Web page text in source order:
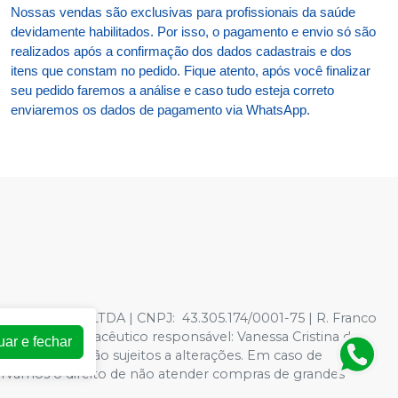
Nossas vendas são exclusivas para profissionais da saúde
devidamente habilitados. Por isso, o pagamento e envio só são
realizados após a confirmação dos dados cadastrais e dos
itens que constam no pedido. Fique atento, após você finalizar
seu pedido faremos a análise e caso tudo esteja correto
enviaremos os dados de pagamento via WhatsApp.
LTDA | CNPJ: 43.305.174/0001-75 | R. Franco
- Farmacêutico responsável: Vanessa Cristina de
virtual estão sujeitos a alterações. Em caso de
o direito de não atender compras de grandes
e fechar